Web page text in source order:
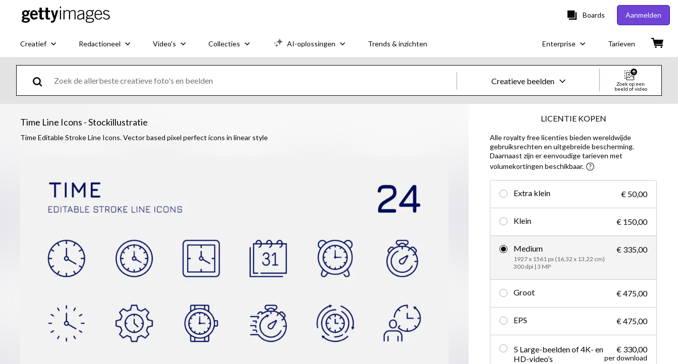
Boards Aanmelden
Creatief Redactioneel Video's Collecties AI-oplossingen Trends & inzichten Enterprise Tarieven
Creatieve beelden
Beelden
Creatief
Creatief
Redactioneel
Zoek op een
beeld of video
Time Line Icons - Stockillustratie
Time Editable Stroke Line Icons. Vector based pixel perfect icons in linear style
LICENTIE KOPEN
Alle royalty free licenties bieden wereldwijde
gebruiksrechten en uitgebreide bescherming.
Daarnaast zijn er eenvoudige tarieven met
volumekortingen beschikbaar.
Extra klein € 50,00
Klein € 150,00
Medium
1927 x 1561 px (16,32 x 13,22 cm)
300 dpi | 3 MP
€ 335,00
Groot € 475,00
EPS € 475,00
5 Large-beelden of 4K- en
HD-video’s
€ 330,00
per download